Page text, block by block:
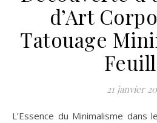
d’Art
Tatouage
21 janvier
L’Essence du Minimalisme dans le Tatouage Le tatouage